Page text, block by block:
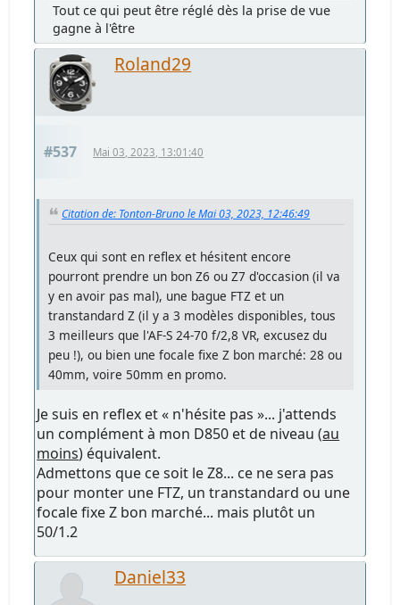
Tout ce qui peut être réglé dès la prise de vue
gagne à l'être
Roland29
#537 Mai 03, 2023, 13:01:40
Citation de: Tonton-Bruno le Mai 03, 2023, 12:46:49
Ceux qui sont en reflex et hésitent encore
pourront prendre un bon Z6 ou Z7 d'occasion (il va
y en avoir pas mal), une bague FTZ et un
transtandard Z (il y a 3 modèles disponibles, tous
3 meilleurs que l'AF-S 24-70 f/2,8 VR, excusez du
peu !), ou bien une focale fixe Z bon marché: 28 ou
40mm, voire 50mm en promo.
Je suis en reflex et « n'hésite pas »... j'attends
un complément à mon D850 et de niveau (au
moins) équivalent.
Admettons que ce soit le Z8... ce ne sera pas
pour monter une FTZ, un transtandard ou une
focale fixe Z bon marché... mais plutôt un
50/1.2
Daniel33